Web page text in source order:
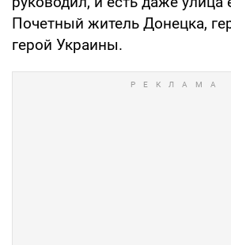
Почетный житель Донецка,
герой Украины.